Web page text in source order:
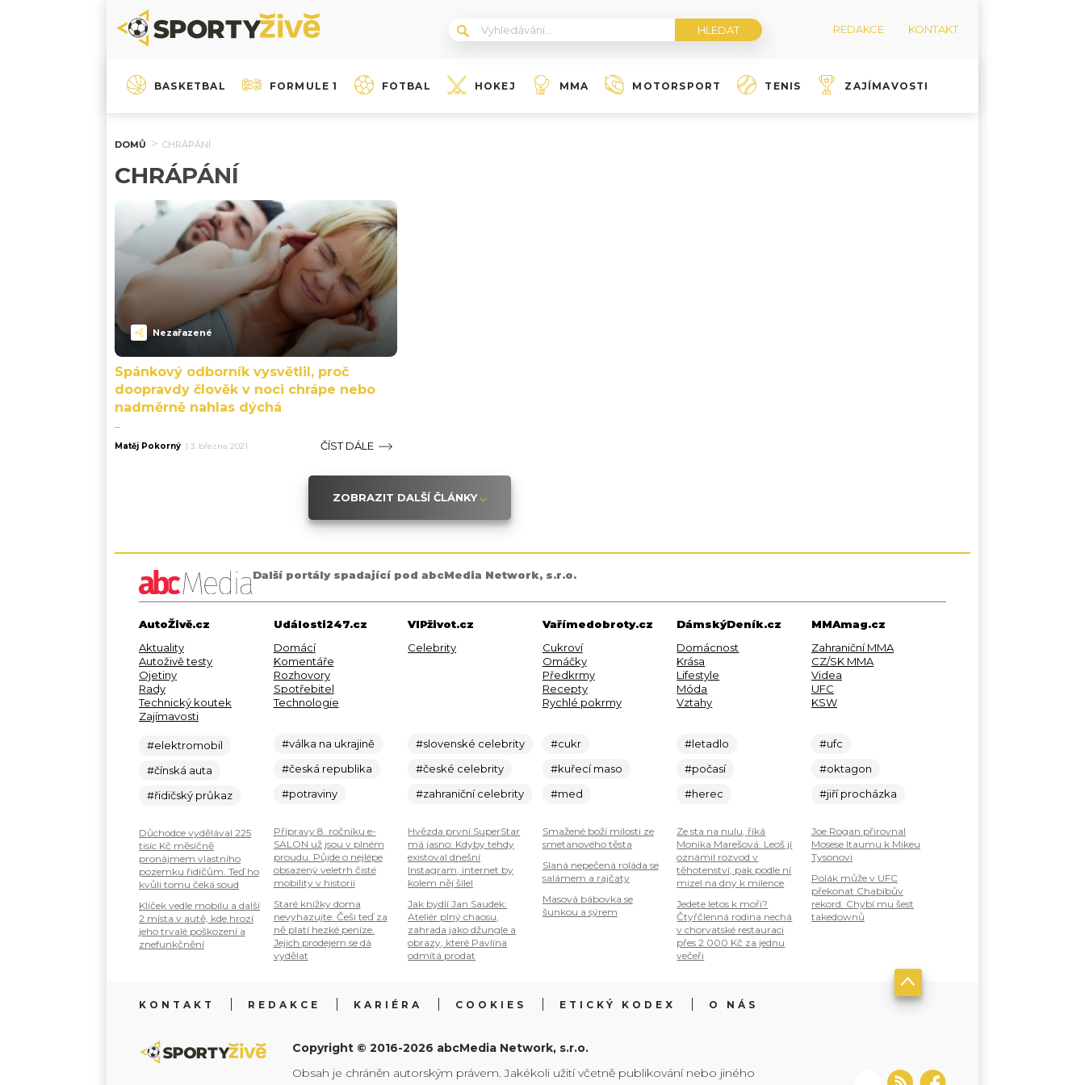
REDAKCE KONTAKT
BASKETBAL FORMULE 1 FOTBAL HOKEJ MMA MOTORSPORT TENIS ZAJÍMAVOSTI
DOMŮ CHRÁPÁNÍ
CHRÁPÁNÍ
Nezařazené
Spánkový odborník vysvětlil, proč
doopravdy člověk v noci chrápe nebo
nadměrně nahlas dýchá
...
Matěj Pokorný | 3. března 2021 ČÍST DÁLE
ZOBRAZIT DALŠÍ ČLÁNKY
Další portály spadající pod abcMedia Network, s.r.o.
AutoŽivě.cz
Aktuality
Autoživě testy
Ojetiny
Rady
Technický koutek
Zajímavosti
#elektromobil
#čínská auta
#řidičský průkaz
Důchodce vydělával 225
tisíc Kč měsíčně
pronájmem vlastního
pozemku řidičům. Teď ho
kvůli tomu čeká soud
Klíček vedle mobilu a další
2 místa v autě, kde hrozí
jeho trvalé poškození a
znefunkčnění
Události247.cz
Domácí
Komentáře
Rozhovory
Spotřebitel
Technologie
#válka na ukrajině
#česká republika
#potraviny
Přípravy 8. ročníku e-
SALON už jsou v plném
proudu. Půjde o nejlépe
obsazený veletrh čisté
mobility v historii
Staré knížky doma
nevyhazujte. Češi teď za
ně platí hezké peníze.
Jejich prodejem se dá
vydělat
VIPživot.cz
Celebrity
#slovenské celebrity
#české celebrity
#zahraniční celebrity
Hvězda první SuperStar
má jasno: Kdyby tehdy
existoval dnešní
Instagram, internet by
kolem něj šílel
Jak bydlí Jan Saudek:
Ateliér plný chaosu,
zahrada jako džungle a
obrazy, které Pavlína
odmítá prodat
Vařímedobroty.cz
Cukroví
Omáčky
Předkrmy
Recepty
Rychlé pokrmy
#cukr
#kuřecí maso
#med
Smažené boží milosti ze
smetanového těsta
Slaná nepečená roláda se
salámem a rajčaty
Masová bábovka se
šunkou a sýrem
DámskýDeník.cz
Domácnost
Krása
Lifestyle
Móda
Vztahy
#letadlo
#počasí
#herec
Ze sta na nulu, říká
Monika Marešová. Leoš jí
oznámil rozvod v
těhotenství, pak podle ní
mizel na dny k milence
Jedete letos k moři?
Čtyřčlenná rodina nechá
v chorvatské restauraci
přes 2 000 Kč za jednu
večeři
MMAmag.cz
Zahraniční MMA
CZ/SK MMA
Videa
UFC
KSW
#ufc
#oktagon
#jiří procházka
Joe Rogan přirovnal
Mosese Itaumu k Mikeu
Tysonovi
Polák může v UFC
překonat Chabibův
rekord. Chybí mu šest
takedownů
KONTAKT REDAKCE KARIÉRA COOKIES ETICKÝ KODEX O NÁS
Copyright © 2016-2026 abcMedia Network, s.r.o.
Obsah je chráněn autorským právem. Jakékoli užití včetně publikování nebo jiného